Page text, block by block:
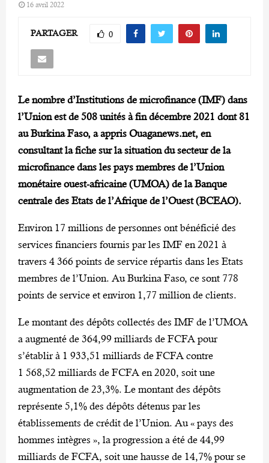
16 avril 2022
PARTAGER 0
Le nombre d’Institutions de microfinance (IMF) dans
l’Union est de 508 unités à fin décembre 2021 dont 81
au Burkina Faso, a appris Ouaganews.net, en
consultant la fiche sur la situation du secteur de la
microfinance dans les pays membres de l’Union
monétaire ouest-africaine (UMOA) de la Banque
centrale des Etats de l’Afrique de l’Ouest (BCEAO).
Environ 17 millions de personnes ont bénéficié des
services financiers fournis par les IMF en 2021 à
travers 4 366 points de service répartis dans les Etats
membres de l’Union. Au Burkina Faso, ce sont 778
points de service et environ 1,77 million de clients.
Le montant des dépôts collectés des IMF de l’UMOA
a augmenté de 364,99 milliards de FCFA pour
s’établir à 1 933,51 milliards de FCFA contre
1 568,52 milliards de FCFA en 2020, soit une
augmentation de 23,3%. Le montant des dépôts
représente 5,1% des dépôts détenus par les
établissements de crédit de l’Union. Au « pays des
hommes intègres », la progression a été de 44,99
milliards de FCFA, soit une hausse de 14,7% pour se